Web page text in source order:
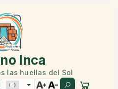
Inca
las huellas del Sol